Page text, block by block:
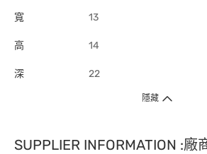
寬 13
高 14
深 22
隱藏
SUPPLIER INFORMATION :廠